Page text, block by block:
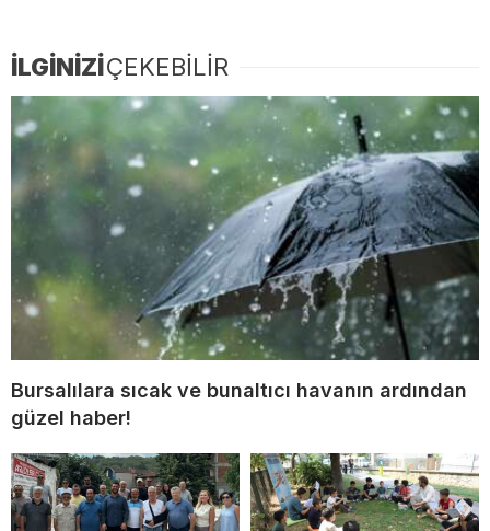
İLGİNİZİÇEKEBİLİR
Bursalılara sıcak ve bunaltıcı havanın ardından
güzel haber!